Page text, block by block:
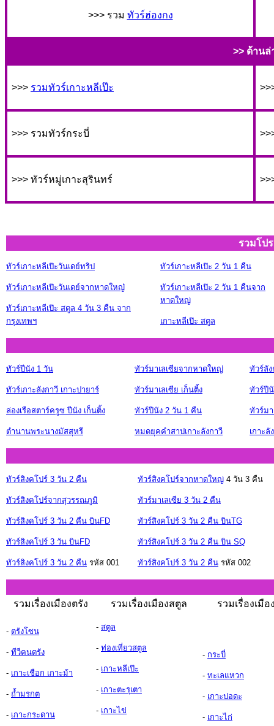
>>> รวม ทัวร์ฮ่องกง
>> ด้านล่
>>> รวมทัวร์เกาะหลีเป๊ะ
>>> รวมทัวร์กระบี่
>>> ทัวร์หมู่เกาะสุรินทร์
รวมโป
ทัวร์เกาะหลีเป๊ะวันเดย์ทริป
ทัวร์เกาะหลีเป๊ะวันเดย์จากหาดใหญ๋
ทัวร์เกาะหลีเป๊ะ สตูล 4 วัน 3 คืน จาก
กรุงเทพฯ
ทัวร์เกาะหลีเป๊ะ 2 วัน 1 คืน
ทัวร์เกาะหลีเป๊ะ 2 วัน 1 คืนจาก
หาดใหญ่
เกาะหลีเป๊ะ สตูล
ทัวร์ปีนัง 1 วัน
ทัวร์เกาะลังกาวี เกาะปายาร์
ล่องเรือสตาร์ครูซ ปีนัง เก็นติ้ง
ตำนานพระนางมัสสุหรี
ทัวร์มาเลเซียจากหาดใหญ่
ทัวร์มาเลเซีย เก็นติ้ง
ทัวร์ปีนัง 2 วัน 1 คืน
หมดยุคคำสาปเกาะลังกาวี
ทัวร์ลั
ทัวร์ปี
ทัวร์มา
เกาะลั
ทัวร์สิงคโปร์ 3 วัน 2 คืน
ทัวร์สิงคโปร์จากสุวรรณภูมิ
ทัวร์สิงคโปร์ 3 วัน 2 คืน บินFD
ทัวร์สิงคโปร์ 3 วัน บินFD
ทัวร์สิงคโปร์ 3 วัน 2 คืน รหัส 001
ทัวร์สิงคโปร์จากหาดใหญ่ 4 วัน 3 คืน
ทัวร์มาเลเซีย 3 วัน 2 คืน
ทัวร์สิงคโปร์ 3 วัน 2 คืน บินTG
ทัวร์สิงคโปร์ 3 วัน 2 คืน บิน SQ
ทัวร์สิงคโปร์ 3 วัน 2 คืน รหัส 002
รวมเรื่องเมืองตรัง รวมเรื่องเมืองสตูล รวมเรื่องเมือ
- ตรังโซน
- ทีวีคนตรัง
- เกาะเชือก เกาะม้า
- ถ้ำมรกต
- เกาะกระดาน
- สตูล
- ท่องเที่ยวสตูล
- เกาะหลีเป๊ะ
- เกาะตะรุเตา
- เกาะไข่
- กระบี่
- ทะเลแหวก
- เกาะปอดะ
- เกาะไก่